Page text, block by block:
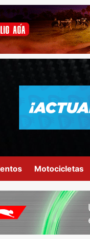
Motocicletas